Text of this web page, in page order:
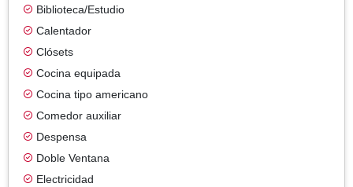
Biblioteca/Estudio
Calentador
Clósets
Cocina equipada
Cocina tipo americano
Comedor auxiliar
Despensa
Doble Ventana
Electricidad